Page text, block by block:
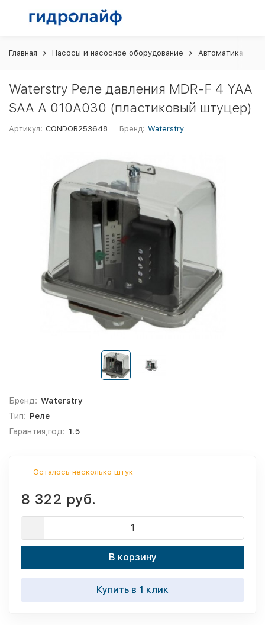
Главная Насосы и насосное оборудование Автоматика и
Waterstry Реле давления MDR-F 4 YAA
SAA A 010A030 (пластиковый штуцер)
Артикул: CONDOR253648 Бренд: Waterstry
Бренд: Waterstry
Тип: Реле
Гарантия,год: 1.5
Осталось несколько штук
8 322 руб.
В корзину
Купить в 1 клик